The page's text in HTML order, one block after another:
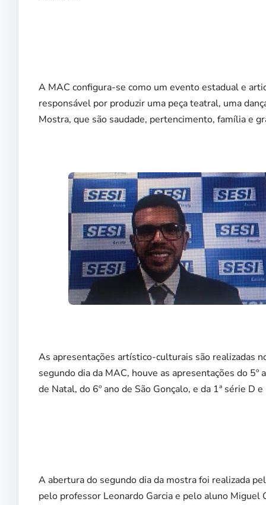
A MAC configura-se como um evento estadual e
responsável por produzir uma peça teatral, uma
Mostra, que são saudade, pertencimento, família e
As apresentações artístico-culturais são realizadas
segundo dia da MAC, houve as apresentações do
de Natal, do 6º ano de São Gonçalo, e da 1ª série
A abertura do segundo dia da mostra foi realizada
pelo professor Leonardo Garcia e pelo aluno